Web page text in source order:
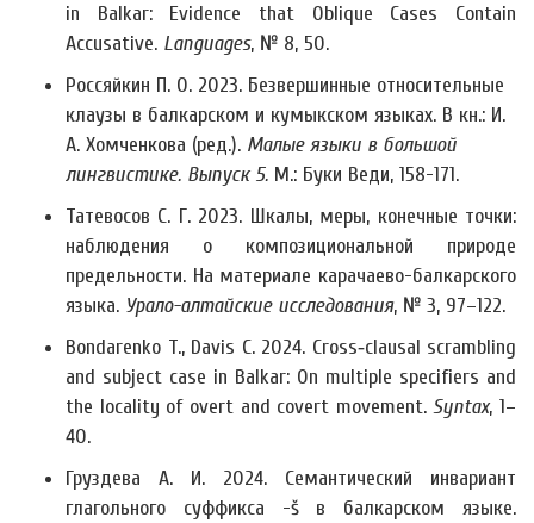
in Balkar: Evidence that Oblique Cases Contain
Accusative. Languages, № 8, 50.
Россяйкин П. О. 2023. Безвершинные относительные
клаузы в балкарском и кумыкском языках. В кн.: И.
А. Хомченкова (ред.). Малые языки в большой
лингвистике. Выпуск 5. М.: Буки Веди, 158-171.
Татевосов С. Г. 2023. Шкалы, меры, конечные точки:
наблюдения о композициональной природе
предельности. На материале карачаево-балкарского
языка. Урало-алтайские исследования, № 3, 97–122.
Bondarenko T., Davis C. 2024. Cross‐clausal scrambling
and subject case in Balkar: On multiple specifiers and
the locality of overt and covert movement.Syntax, 1–
40.
Груздева А. И. 2024. Семантический инвариант
глагольного суффикса -š в балкарском языке.